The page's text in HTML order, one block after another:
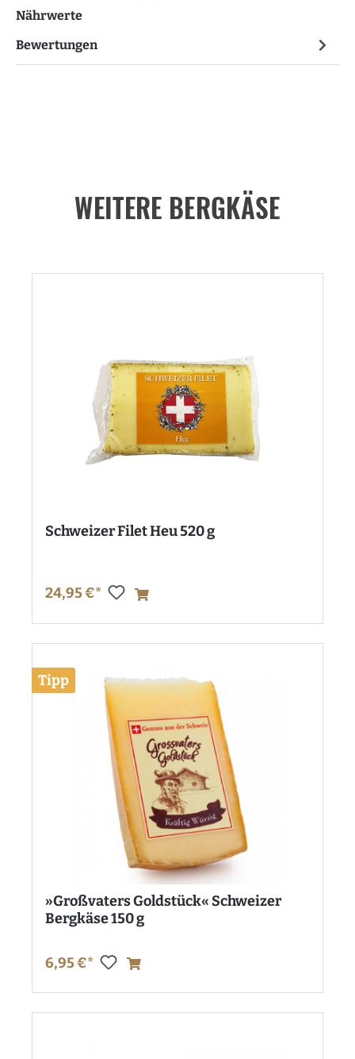
Nährwerte
Bewertungen
WEITERE BERGKÄSE
Schweizer Filet Heu 520 g
24,95 €*
Tipp
»Großvaters Goldstück« Schweizer
Bergkäse 150 g
6,95 €*